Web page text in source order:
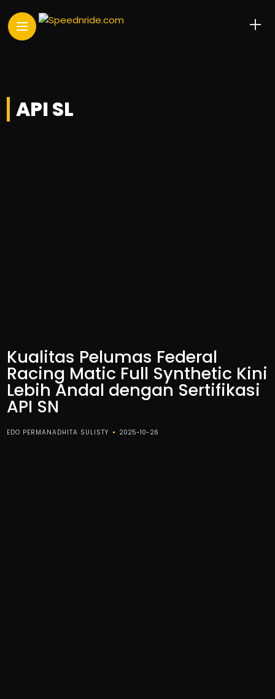
API SL
Kualitas Pelumas Federal
Racing Matic Full Synthetic Kini
Lebih Andal dengan Sertifikasi
API SN
EDO PERMANADHITA SULISTY 2025-10-26